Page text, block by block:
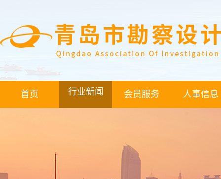
首页 行业新闻 会员服务 人事信息